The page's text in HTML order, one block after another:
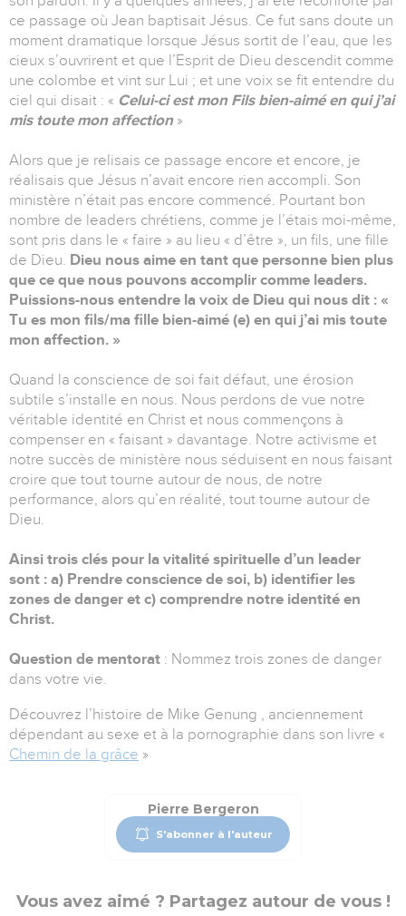
ce passage où Jean baptisait Jésus. Ce fut sans doute un
moment dramatique lorsque Jésus sortit de l’eau, que les
cieux s’ouvrirent et que l’Esprit de Dieu descendit comme
une colombe et vint sur Lui ; et une voix se fit entendre du
ciel qui disait : « Celui-ci est mon Fils bien-aimé en qui j’ai
mis toute mon affection »
Alors que je relisais ce passage encore et encore, je
réalisais que Jésus n’avait encore rien accompli. Son
ministère n’était pas encore commencé. Pourtant bon
nombre de leaders chrétiens, comme je l’étais moi-même,
sont pris dans le « faire » au lieu « d’être », un fils, une fille
de Dieu. Dieu nous aime en tant que personne bien plus
que ce que nous pouvons accomplir comme leaders.
Puissions-nous entendre la voix de Dieu qui nous dit : «
Tu es mon fils/ma fille bien-aimé (e) en qui j’ai mis toute
mon affection. »
Quand la conscience de soi fait défaut, une érosion
subtile s’installe en nous. Nous perdons de vue notre
véritable identité en Christ et nous commençons à
compenser en « faisant » davantage. Notre activisme et
notre succès de ministère nous séduisent en nous faisant
croire que tout tourne autour de nous, de notre
performance, alors qu’en réalité, tout tourne autour de
Dieu.
Ainsi trois clés pour la vitalité spirituelle d’un leader
sont : a) Prendre conscience de soi, b) identifier les
zones de danger et c) comprendre notre identité en
Christ.
Question de mentorat : Nommez trois zones de danger
dans votre vie.
Découvrez l’histoire de Mike Genung , anciennement
dépendant au sexe et à la pornographie dans son livre «
Chemin de la grâce »
Pierre Bergeron
S'abonner à l'auteur
Vous avez aimé ? Partagez autour de vous !